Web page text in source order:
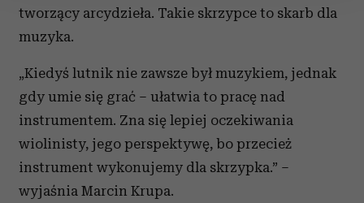
Wykorzystujemy pliki cookie do spersonalizowania treści
i reklam, aby oferować funkcje społecznościowe i
analizować ruch w naszej witrynie. Informacje o tym, jak
korzystasz z naszej witryny, udostępniamy partnerom
społecznościowym, reklamowym i analitycznym.
Partnerzy mogą połączyć te informacje z innymi danymi
otrzymanymi od Ciebie lub uzyskanymi podczas
korzystania z ich usług.
tworzący arcydzieła. Takie skrzypce to skarb dla
muzyka.
„Kiedyś lutnik nie zawsze był muzykiem, jednak
gdy umie się grać – ułatwia to pracę nad
instrumentem. Zna się lepiej oczekiwania
wiolinisty, jego perspektywę, bo przecież
instrument wykonujemy dla skrzypka.” –
wyjaśnia Marcin Krupa.